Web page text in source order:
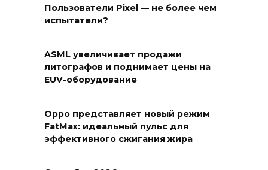
Пользователи Pixel — не более чем
испытатели?
ASML увеличивает продажи
литографов и поднимает цены на
EUV-оборудование
Oppo представляет новый режим
FatMax: идеальный пульс для
эффективного сжигания жира